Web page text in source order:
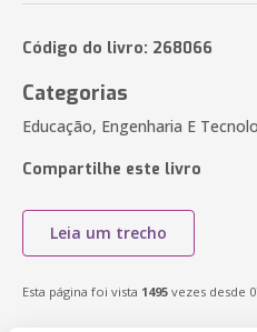
Código do livro: 268066
Categorias
Educação, Engenharia E
Compartilhe este livro
Leia um trecho
Esta página foi vista 1495 vezes desde